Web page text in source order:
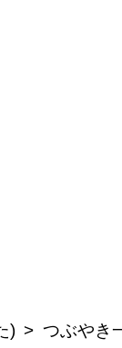
) つぶやき